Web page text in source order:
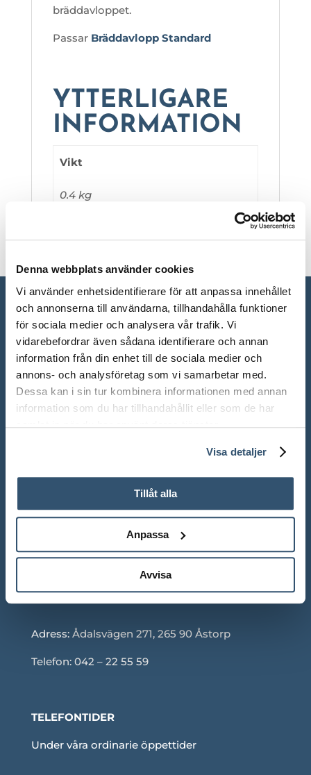
Denna webbplats använder cookies
Vi använder enhetsidentifierare för att anpassa innehållet
och annonserna till användarna, tillhandahålla funktioner
för sociala medier och analysera vår trafik. Vi
vidarebefordrar även sådana identifierare och annan
information från din enhet till de sociala medier och
annons- och analysföretag som vi samarbetar med.
Dessa kan i sin tur kombinera informationen med annan
information som du har tillhandahållit eller som de har
samlat in när du har använt deras tjänster.
Visa detaljer
Tillåt alla
Anpassa
Avvisa
bräddavloppet.
Passar Bräddavlopp Standard
YTTERLIGARE
INFORMATION
Vikt
0.4 kg
Sön: Stängt
Röda dagar: Stängt om inget annat anges
Adress: Ådalsvägen 271, 265 90 Åstorp
Telefon: 042 – 22 55 59
TELEFONTIDER
Under våra ordinarie öppettider